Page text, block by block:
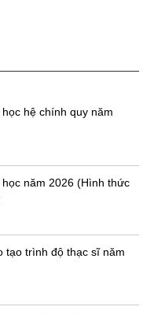
hệ chính quy năm
năm 2026 (Hình thức
tạo trình độ thạc sĩ năm